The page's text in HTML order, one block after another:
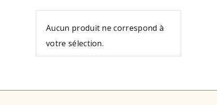
Aucun produit ne correspond à
votre sélection.